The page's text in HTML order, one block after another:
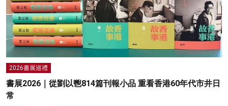
2026書展巡禮
書展2026｜從劉以鬯814篇刊報小品 重看香港60年代市井日
常